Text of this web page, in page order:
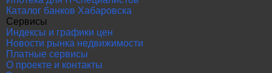
Каталог банков Хабаровска
Сервисы
Индексы и графики цен
Новости рынка недвижимости
Платные сервисы
О проекте и контакты